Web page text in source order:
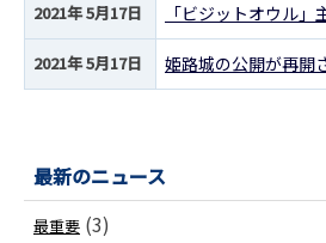
2021年 5月17日 「ビジットオウル
2021年 5月17日 姫路城の公開が再開
2021年 5月10日
2021年 5月10日
最新のニュース
最重要 (3)